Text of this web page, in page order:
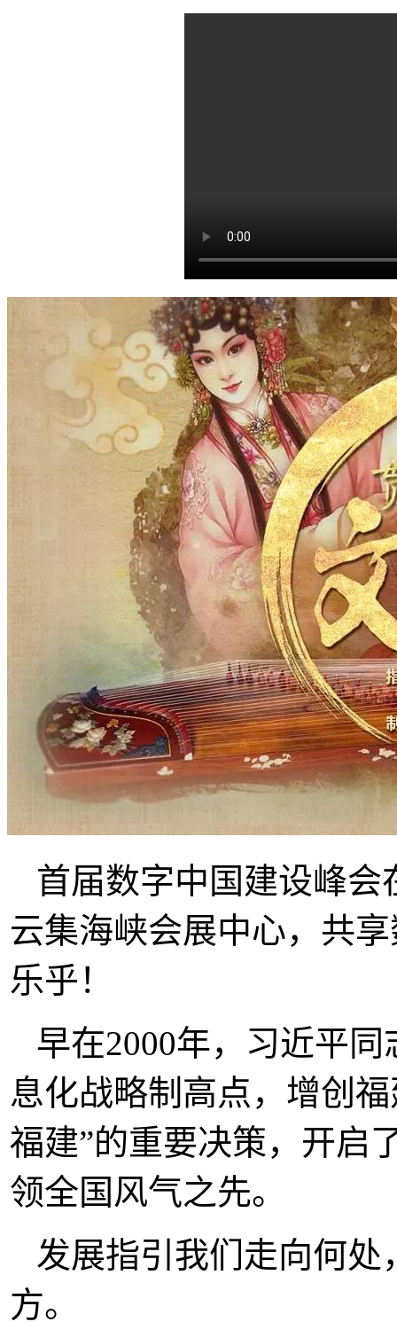
首届数字中国建设峰
云集海峡会展中心，共
乐乎！
早在2000年，习近平
息化战略制高点，增创
福建”的重要决策，开启
领全国风气之先。
发展指引我们走向何
方。